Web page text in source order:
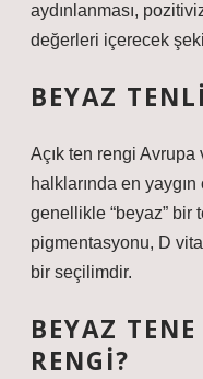
aydınlanması,
değerleri içerecek
BEYAZ
Açık ten rengi Avrupa
halklarında en yaygın
genellikle “beyaz” bir
pigmentasyonu, D
bir seçilimdir.
BEYAZ
RENGI?